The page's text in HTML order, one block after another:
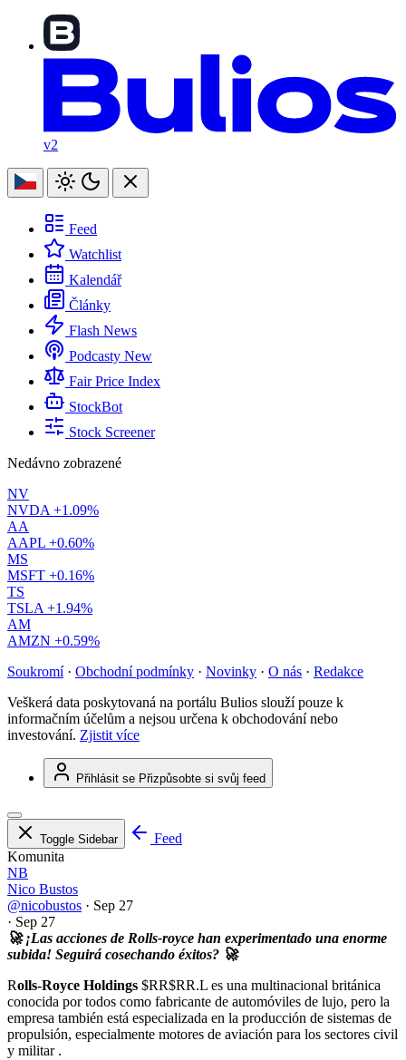
v2
Feed
Watchlist
Kalendář
Články
Flash News
Podcasty New
Fair Price Index
StockBot
Stock Screener
Nedávno zobrazené
NV
NVDA +1.09%
AA
AAPL +0.60%
MS
MSFT +0.16%
TS
TSLA +1.94%
AM
AMZN +0.59%
Soukromí · Obchodní podmínky · Novinky · O nás · Redakce
Veškerá data poskytovaná na portálu Bulios slouží pouze k
informačním účelům a nejsou určena k obchodování nebo
investování. Zjistit více
Přihlásit se Přizpůsobte si svůj feed
Toggle Sidebar
Feed
Komunita
NB
Nico Bustos
@nicobustos · Sep 27
· Sep 27
🚀 ¡Las acciones de Rolls-royce han experimentado una enorme
subida! Seguirá cosechando éxitos? 🚀
Rolls-Royce Holdings $RR$RR.L es una multinacional británica
conocida por todos como fabricante de automóviles de lujo, pero la
empresa también está especializada en la producción de sistemas de
propulsión, especialmente motores de aviación para los sectores civil
y militar .